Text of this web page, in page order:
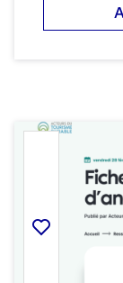
Ajouter la